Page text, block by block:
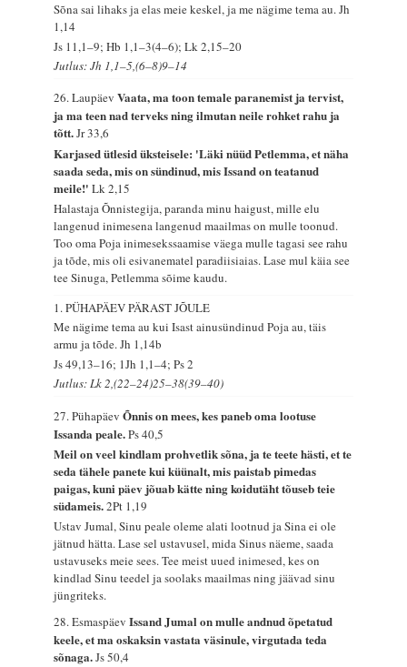
Sõna sai lihaks ja elas meie keskel, ja me nägime tema au.Jh
1,14
Js 11,1–9; Hb 1,1–3(4–6); Lk 2,15–20
Jutlus: Jh 1,1–5,(6–8)9–14
26. LaupäevVaata, ma toon temale paranemist ja tervist,
ja ma teen nad terveks ning ilmutan neile rohket rahu ja
tõtt.Jr 33,6
Karjased ütlesid üksteisele: 'Läki nüüd Petlemma, et näha
saada seda, mis on sündinud, mis Issand on teatanud
meile!'Lk 2,15
Halastaja Õnnistegija, paranda minu haigust, mille elu
langenud inimesena langenud maailmas on mulle toonud.
Too oma Poja inimesekssaamise väega mulle tagasi see rahu
ja tõde, mis oli esivanematel paradiisiaias. Lase mul käia see
tee Sinuga, Petlemma sõime kaudu.
1. PÜHAPÄEV PÄRAST JÕULE
Me nägime tema au kui Isast ainusündinud Poja au, täis
armu ja tõde.Jh 1,14b
Js 49,13–16; 1Jh 1,1–4; Ps 2
Jutlus: Lk 2,(22–24)25–38(39–40)
27. PühapäevÕnnis on mees, kes paneb oma lootuse
Issanda peale.Ps 40,5
Meil on veel kindlam prohvetlik sõna, ja te teete hästi, et te
seda tähele panete kui küünalt, mis paistab pimedas
paigas, kuni päev jõuab kätte ning koidutäht tõuseb teie
südameis.2Pt 1,19
Ustav Jumal, Sinu peale oleme alati lootnud ja Sina ei ole
jätnud hätta. Lase sel ustavusel, mida Sinus näeme, saada
ustavuseks meie sees. Tee meist uued inimesed, kes on
kindlad Sinu teedel ja soolaks maailmas ning jäävad sinu
jüngriteks.
28. EsmaspäevIssand Jumal on mulle andnud õpetatud
keele, et ma oskaksin vastata väsinule, virgutada teda
sõnaga.Js 50,4